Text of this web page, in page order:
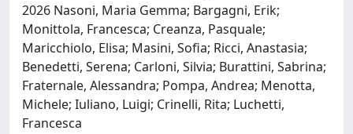
2026 Nasoni, Maria Gemma; Bargagni, Erik;
Monittola, Francesca; Creanza, Pasquale;
Maricchiolo, Elisa; Masini, Sofia; Ricci, Anastasia;
Benedetti, Serena; Carloni, Silvia; Burattini, Sabrina;
Fraternale, Alessandra; Pompa, Andrea; Menotta,
Michele; Iuliano, Luigi; Crinelli, Rita; Luchetti,
Francesca